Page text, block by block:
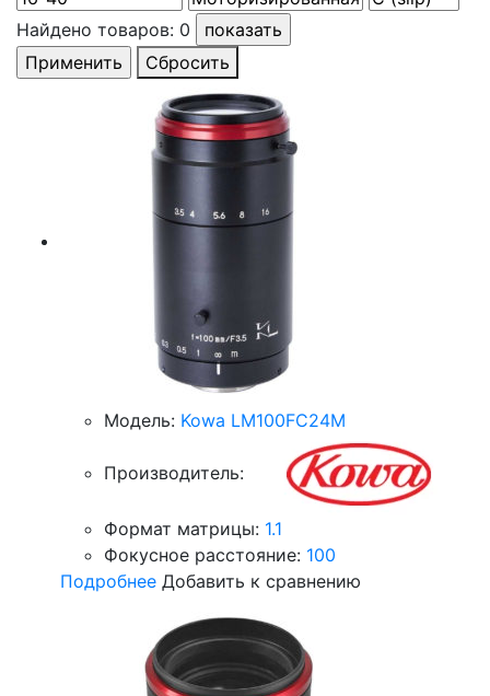
Найдено товаров: 0
Сбросить
Модель: Kowa LM100FC24M
Производитель:
Формат матрицы: 1.1
Фокусное расстояние: 100
Подробнее Добавить к сравнению